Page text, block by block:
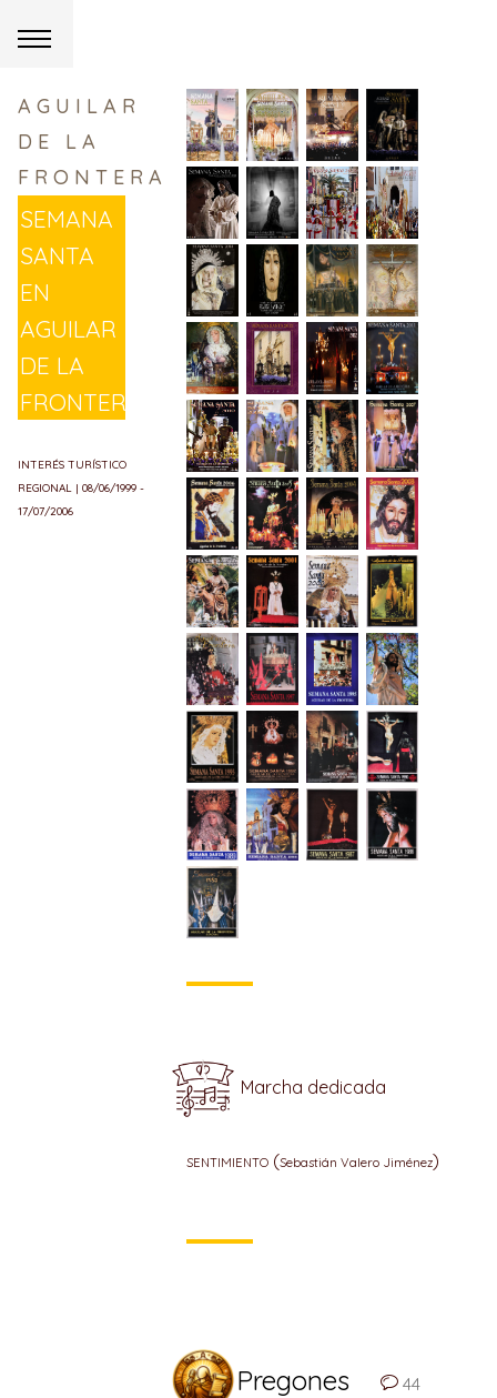
AGUILAR
DE LA
FRONTERA
Semana
Santa
en
Aguilar
de la
Frontera
INTERÉS TURÍSTICO
REGIONAL | 08/06/1999 -
17/07/2006
Marcha dedicada
SENTIMIENTO(Sebastián Valero Jiménez)
Pregones
44